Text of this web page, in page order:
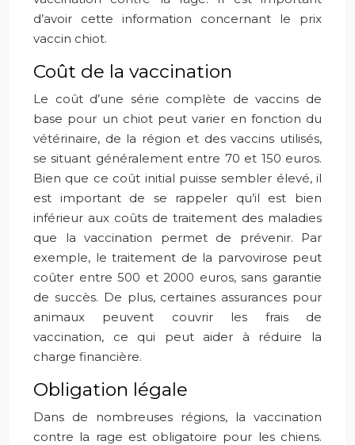
d’avoir cette information concernant le prix
vaccin chiot.
Coût de la vaccination
Le coût d’une série complète de vaccins de
base pour un chiot peut varier en fonction du
vétérinaire, de la région et des vaccins utilisés,
se situant généralement entre 70 et 150 euros.
Bien que ce coût initial puisse sembler élevé, il
est important de se rappeler qu’il est bien
inférieur aux coûts de traitement des maladies
que la vaccination permet de prévenir. Par
exemple, le traitement de la parvovirose peut
coûter entre 500 et 2000 euros, sans garantie
de succès. De plus, certaines assurances pour
animaux peuvent couvrir les frais de
vaccination, ce qui peut aider à réduire la
charge financière.
Obligation légale
Dans de nombreuses régions, la vaccination
contre la rage est obligatoire pour les chiens.